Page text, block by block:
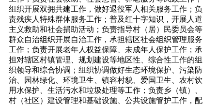
组织开展双拥共建工作，做好退役军人相关服务工作；负
责残疾人特殊群体服务工作；普及红十字知识，开展人道
主义救助和社会捐助活动；负责指导村（居）民委员会等
群众自治组织开展自治工作，承担辖区社会组织管理服务
工作；负责开展老年人权益保障、未成年人保护工作；承
担对辖区村镇管理、规划建设等地区性、综合性工作的组
织领导和综合协调；组织协调做好生态环境保护、污染防
治、园林绿化、环境卫生、镇容村貌、爱国卫生、农村饮
用水保护、生活污水和垃圾处理等工作；负责乡（镇）、
村（社区）建设管理和基础设施、公共设施管护工作，配